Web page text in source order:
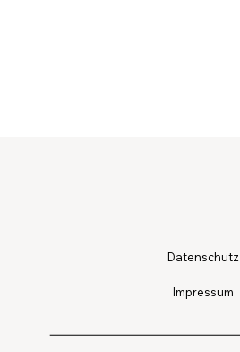
Datenschutz
Impressum